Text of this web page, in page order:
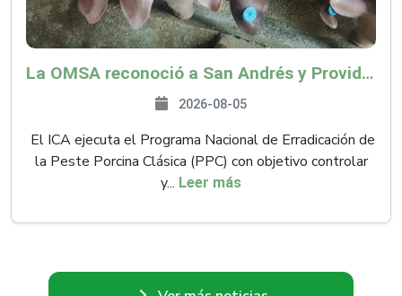
La OMSA reconoció a San Andrés y Providencia como zona libre de Peste Porcina Clásica (PPC)
2026-08-05
El ICA ejecuta el Programa Nacional de Erradicación de
la Peste Porcina Clásica (PPC) con objetivo controlar
y... Leer más